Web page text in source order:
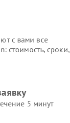
с вами все
стоимость, сроки,
5 минут